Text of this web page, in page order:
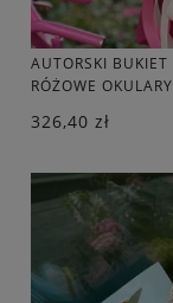
AUTORSKI
RÓŻOWE OKULARY
326,40 zł